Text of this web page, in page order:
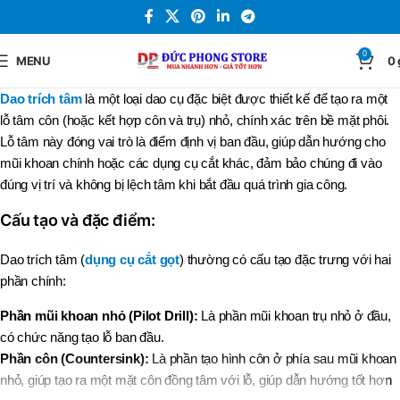
MENU 0 0
Dao trích tâmlà một loại dao cụ đặc biệt được thiết kế để tạo ra một
lỗ tâm côn (hoặc kết hợp côn và trụ) nhỏ, chính xác trên bề mặt phôi.
Lỗ tâm này đóng vai trò là điểm định vị ban đầu, giúp dẫn hướng cho
mũi khoan chính hoặc các dụng cụ cắt khác, đảm bảo chúng đi vào
đúng vị trí và không bị lệch tâm khi bắt đầu quá trình gia công.
Cấu tạo và đặc điểm:
Dao trích tâm (dụng cụ cắt gọt) thường có cấu tạo đặc trưng với hai
phần chính:
Phần mũi khoan nhỏ (Pilot Drill): Là phần mũi khoan trụ nhỏ ở đầu,
có chức năng tạo lỗ ban đầu.
Phần côn (Countersink): Là phần tạo hình côn ở phía sau mũi khoan
nhỏ, giúp tạo ra một mặt côn đồng tâm với lỗ, giúp dẫn hướng tốt hơn